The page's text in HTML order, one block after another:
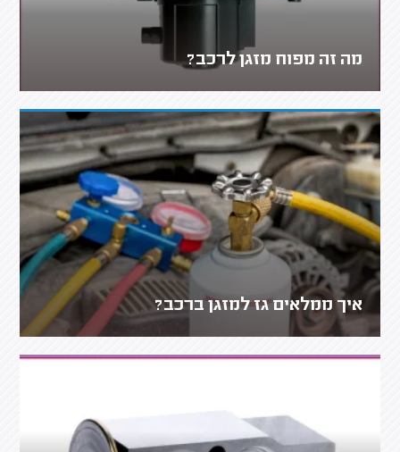
מה זה מפוח מזגן לרכב?
איך ממלאים גז למזגן ברכב?